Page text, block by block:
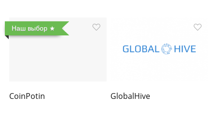
Наш выбор
CoinPotin GlobalHive